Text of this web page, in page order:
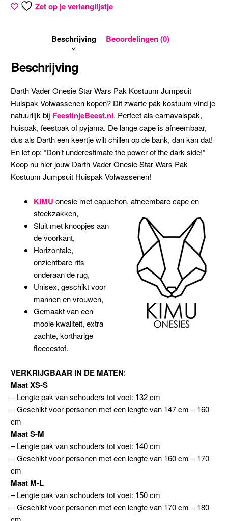
Zet op je verlanglijstje
Beschrijving Beoordelingen (0)
Beschrijving
Darth Vader Onesie Star Wars Pak Kostuum Jumpsuit
Huispak Volwassenen kopen? Dit zwarte pak kostuum vind je
natuurlijk bij FeestinjeBeest.nl. Perfect als carnavalspak,
huispak, feestpak of pyjama. De lange cape is afneembaar,
dus als Darth een keertje wilt chillen op de bank, dan kan dat!
En let op: “Don’t underestimate the power of the dark side!”
Koop nu hier jouw Darth Vader Onesie Star Wars Pak
Kostuum Jumpsuit Huispak Volwassenen!
KIMU onesie met capuchon, afneembare cape en
steekzakken,
Sluit met knoopjes aan
de voorkant,
Horizontale,
onzichtbare rits
onderaan de rug,
Unisex, geschikt voor
mannen en vrouwen,
Gemaakt van een
mooie kwaliteit, extra
zachte, kortharige
fleecestof.
VERKRIJGBAAR IN DE MATEN:
Maat XS-S
– Lengte pak van schouders tot voet: 132 cm
– Geschikt voor personen met een lengte van 147 cm – 160
cm
Maat S-M
– Lengte pak van schouders tot voet: 140 cm
– Geschikt voor personen met een lengte van 160 cm – 170
cm
Maat M-L
– Lengte pak van schouders tot voet: 150 cm
– Geschikt voor personen met een lengte van 170 cm – 180